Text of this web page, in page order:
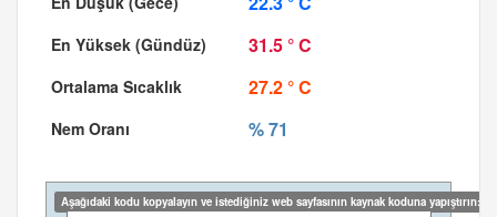
31.5 ° C
27.2 ° C
% 71
Aşağıdaki kodu kopyalayın ve istediğiniz web sayfasının kaynak koduna yapıştırın: